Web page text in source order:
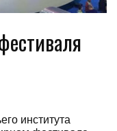
института